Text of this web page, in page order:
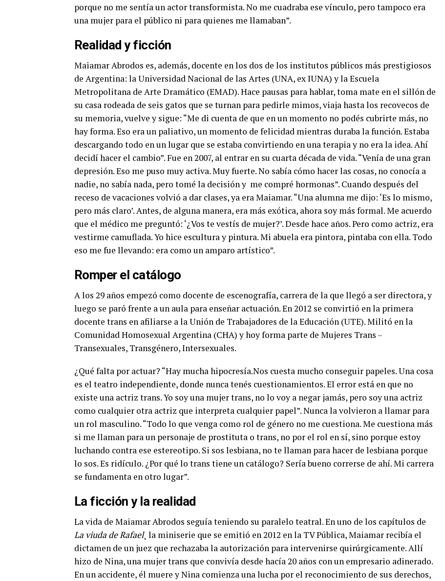
porque no me sentía un actor transformista. No me cuadraba ese vínculo, pero tampoco era
una mujer para el público ni para quienes me llamaban”.
Realidad y ficción
Maiamar Abrodos es, además, docente en los dos de los institutos públicos más prestigiosos
de Argentina: la Universidad Nacional de las Artes (UNA, ex IUNA) y la Escuela
Metropolitana de Arte Dramático (EMAD). Hace pausas para hablar, toma mate en el sillón de
su casa rodeada de seis gatos que se turnan para pedirle mimos, viaja hasta los recovecos de
su memoria, vuelve y sigue: “Me di cuenta de que en un momento no podés cubrirte más, no
hay forma. Eso era un paliativo, un momento de felicidad mientras duraba la función. Estaba
descargando todo en un lugar que se estaba convirtiendo en una terapia y no era la idea. Ahí
decidí hacer el cambio”.Fue en 2007, al entrar en su cuarta década de vida.“Venía de una gran
depresión. Eso me puso muy activa. Muy fuerte. No sabía cómo hacer las cosas, no conocía a
nadie, no sabía nada, pero tomé la decisión y me compré hormonas”. Cuando después del
receso de vacaciones volvió a dar clases, ya era Maiamar. “Una alumna me dijo: ‘Es lo mismo,
pero más claro’. Antes, de alguna manera, era más exótica, ahora soy más formal. Me acuerdo
que el médico me preguntó: ‘¿Vos te vestís de mujer?’. Desde hace años. Pero como actriz, era
vestirme camuflada. Yo hice escultura y pintura. Mi abuela era pintora, pintaba con ella. Todo
eso me fue llevando: era como un amparo artístico”.
Romper el catálogo
A los 29 años empezó como docente de escenografía, carrera de la que llegó a ser directora, y
luego se paró frente a un aula para enseñar actuación. En 2012 se convirtió en la primera
docente trans en afiliarse a la Unión de Trabajadores de la Educación (UTE). Militó en la
Comunidad Homosexual Argentina (CHA) y hoy forma parte de Mujeres Trans –
Transexuales, Transgénero, Intersexuales.
¿Qué falta por actuar? “Hay mucha hipocresía.Nos cuesta mucho conseguir papeles. Una cosa
es el teatro independiente, donde nunca tenés cuestionamientos. El error está en que no
existe una actriz trans. Yo soy una mujer trans, no lo voy a negar jamás, pero soy una actriz
como cualquier otra actriz que interpreta cualquier papel”. Nunca la volvieron a llamar para
un rol masculino. “Todo lo que venga como rol de género no me cuestiona. Me cuestiona más
si me llaman para un personaje de prostituta o trans, no por el rol en sí, sino porque estoy
luchando contra ese estereotipo. Si sos lesbiana, no te llaman para hacer de lesbiana porque
lo sos. Es ridículo. ¿Por qué lo trans tiene un catálogo? Sería bueno correrse de ahí. Mi carrera
se fundamenta en otro lugar”.
La ficción y la realidad
La vida de Maiamar Abrodos seguía teniendo su paralelo teatral. En uno de los capítulos de
La viuda de Rafael¸ la miniserie que se emitió en 2012 en la TV Pública, Maiamar recibía el
dictamen de un juez que rechazaba la autorización para intervenirse quirúrgicamente. Allí
hizo de Nina, una mujer trans que convivía desde hacía 20 años con un empresario adinerado.
En un accidente, él muere y Nina comienza una lucha por el reconocimiento de sus derechos,